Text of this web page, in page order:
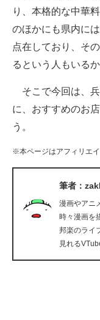
スマホと通信の最新
好きが集まる 比べ
ビジネスと働き方の
マーケ×ITの今がよ
IT製品の技術・比較
り、本格的な中華
のほかにも県内に
点在しており、そ
るという人もいる
そこで今回は、
に、おすすめのお
う。
※本ページはアフィリエ
筆者：
漫画やアニ
時々漫画を
邦楽のライ
見れる